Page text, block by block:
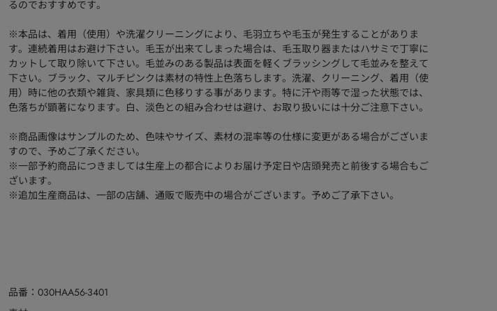
るのでおすすめです。
※本品は、着用（使用）や洗濯クリーニングにより、毛羽立ちや毛玉が発生することがありま
す。連続着用はお避け下さい。毛玉が出来てしまった場合は、毛玉取り器またはハサミで丁寧に
カットして取り除いて下さい。毛並みのある製品は表面を軽くブラッシングして毛並みを整えて
下さい。ブラック、マルチピンクは素材の特性上色落ちします。洗濯、クリーニング、着用（使
用）時に他の衣類や雑貨、家具類に色移りする事があります。特に汗や雨等で湿った状態では、
色落ちが顕著になります。白、淡色との組み合わせは避け、お取り扱いには十分ご注意下さい。
※商品画像はサンプルのため、色味やサイズ、素材の混率等の仕様に変更がある場合がございま
すので、予めご了承ください。
※一部予約商品につきましては生産上の都合によりお届け予定日や店頭発売と前後する場合もご
ざいます。
※追加生産商品は、一部の店舗、通販で販売中の場合がございます。予めご了承下さい。
品番 030HAA56-3401